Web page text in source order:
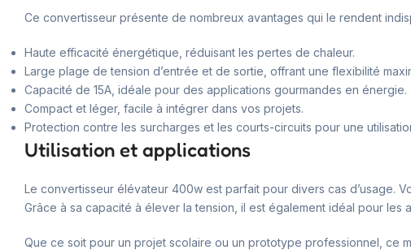
Ce convertisseur présente de nombreux avantages qui le rendent
Haute efficacité énergétique, réduisant les pertes de chaleur.
Large plage de tension d’entrée et de sortie, offrant une flexibilité
Capacité de 15A, idéale pour des applications gourmandes en énergie.
Compact et léger, facile à intégrer dans vos projets.
Protection contre les surcharges et les courts-circuits pour une
Utilisation et applications
Le convertisseur élévateur 400w est parfait pour divers cas d’usage.
Grâce à sa capacité à élever la tension, il est également idéal pour les
Que ce soit pour un projet scolaire ou un prototype professionnel, ce